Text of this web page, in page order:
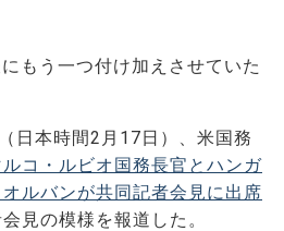
もう一つ付け加えさせていた
日本時間2月17日）、米国務
ルコ・ルビオ国務長官とハンガ
ルバンが共同記者会見に出席
見の模様を報道した。